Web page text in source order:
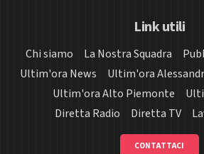
Link utili
Chi siamo La Nostra Squadra
Ultim'ora News
Ultim'ora
Ultim'ora Alto Piemonte
Diretta Radio
Diretta TV
CONTATTACI